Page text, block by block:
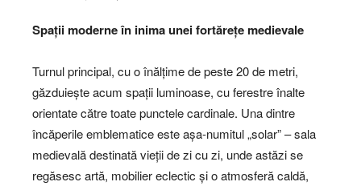
Spații moderne în inima unei fortărețe medievale
Turnul principal, cu o înălțime de peste 20 de metri,
găzduiește acum spații luminoase, cu ferestre înalte
orientate către toate punctele cardinale. Una dintre
încăperile emblematice este așa-numitul „solar” – sala
medievală destinată vieții de zi cu zi, unde astăzi se
regăsesc artă, mobilier eclectic și o atmosferă caldă,